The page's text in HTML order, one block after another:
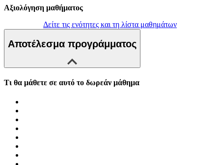
Αξιολόγηση μαθήματος
Δείτε τις ενότητες και τη λίστα μαθημάτων
Αποτέλεσμα προγράμματος
Τι θα μάθετε σε αυτό το δωρεάν μάθημα